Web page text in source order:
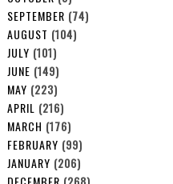
SEPTEMBER (74)
AUGUST (104)
JULY (101)
JUNE (149)
MAY (223)
APRIL (216)
MARCH (176)
FEBRUARY (99)
JANUARY (206)